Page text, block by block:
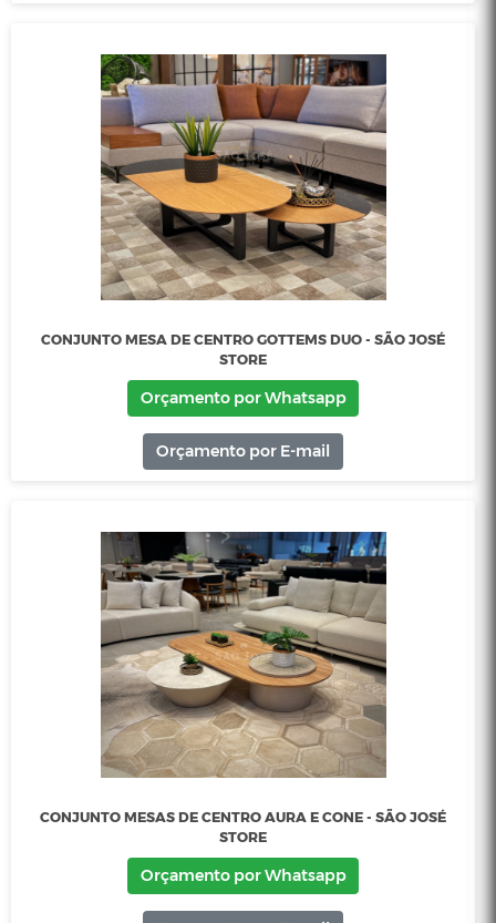
CONJUNTO MESA DE CENTRO GALA - SÃO JOSÉ STORE
Orçamento por Whatsapp
CONJUNTO MESA DE CENTRO GOTTEMS DUO - SÃO